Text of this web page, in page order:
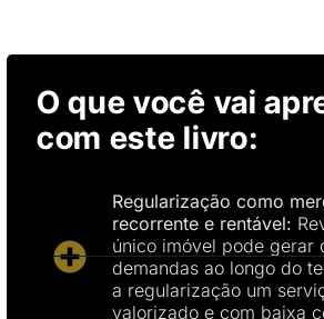
O que você vai
com este livro:
Regularização como
recorrente e rentável:
único imóvel pode gerar
demandas ao longo do
a regularização um
valorizado e com baixa